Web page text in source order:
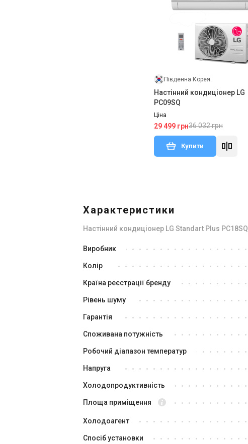
Південна Корея
Настінний кондиціонер LG
PC09SQ
Ціна
29 499 грн36 032 грн
Купити
Характеристики
Настінний кондиціонер LG Standart Plus PC18SQ
Виробник
Колір
Країна реєстрації бренду
Рівень шуму
Гарантія
Споживана потужність
Робочий діапазон температур
Напруга
Холодопродуктивність
Площа приміщення
Холодоагент
Спосіб установки